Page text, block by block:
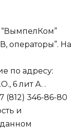
операторы”. На
по адресу:
6 лит А. .
(812) 346-86-80
и